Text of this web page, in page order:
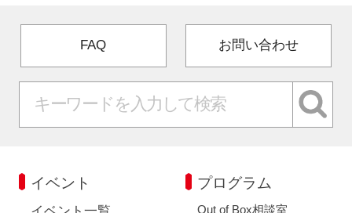
FAQ お問い合わせ
イベント プログラム
Out of Box相談室